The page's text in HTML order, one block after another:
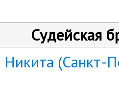
Судейская
(Санкт-